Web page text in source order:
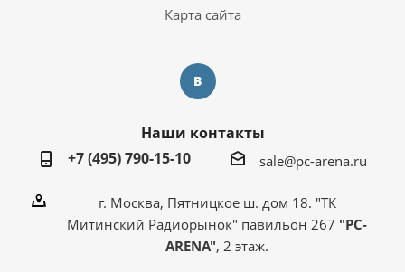
Карта сайта
Наши контакты
+7 (495) 790-15-10
sale@pc-arena.ru
г. Москва, Пятницкое ш. дом 18. "ТК
Митинский Радиорынок" павильон 267 "PC-
ARENA", 2 этаж.